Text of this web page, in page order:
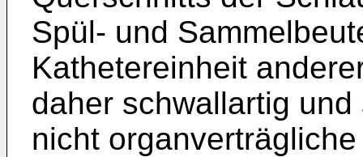
Spül- und
Kathetereinheit
daher schwallartig
nicht